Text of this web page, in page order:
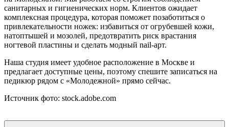
м. Молодёжная м. Бульвар Дмитрия Донского м. Бунинская
аллея м. Строгино
Записаться
Парикмахерский зал
Восстановление волос
Свадебный образ
санитарных и гигиенических норм. Клиентов ожидает
комплексная процедура, которая поможет позаботиться о
привлекательности ножек: избавиться от огрубевшей кожи,
натоптышей и мозолей, предотвратить риск врастания
ногтевой пластины и сделать модный nail-арт.
Наша студия имеет удобное расположение в Москве и
предлагает доступные цены, поэтому спешите записаться на
педикюр рядом с «Молодежной» прямо сейчас.
Источник фото: stock.adobe.com